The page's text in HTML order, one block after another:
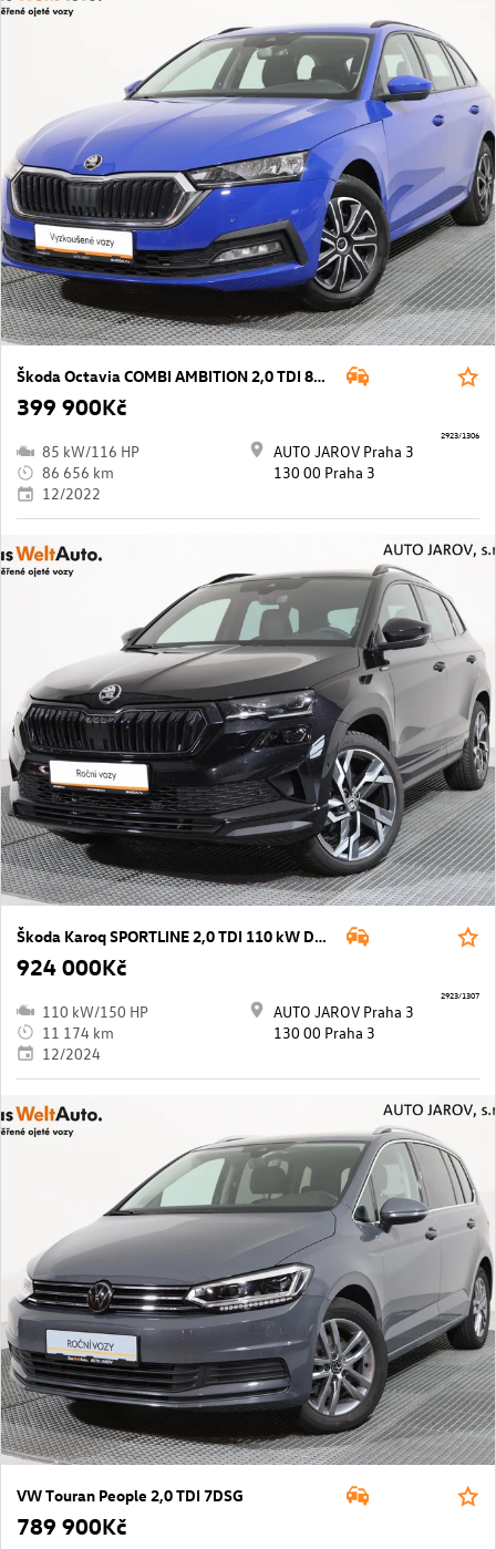
Škoda Octavia COMBI AMBITION 2,0 TDI 85 kW
399 900Kč
85 kW/116 HP
86 656 km
12/2022
AUTO JAROV Praha 3
130 00 Praha 3
2923/1306
Škoda Karoq SPORTLINE 2,0 TDI 110 kW DSG 4x4
924 000Kč
110 kW/150 HP
11 174 km
12/2024
AUTO JAROV Praha 3
130 00 Praha 3
2923/1307
VW Touran People 2,0 TDI 7DSG
789 900Kč